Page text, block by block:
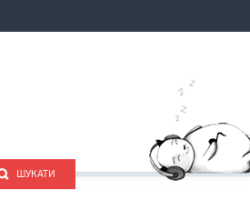
ШУКАТИ